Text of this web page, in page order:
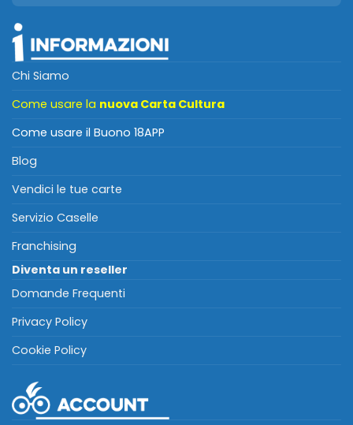
Chi Siamo
Come usare la nuova Carta Cultura
Come usare il Buono 18APP
Blog
Vendici le tue carte
Servizio Caselle
Franchising
Diventa un reseller
Domande Frequenti
Privacy Policy
Cookie Policy